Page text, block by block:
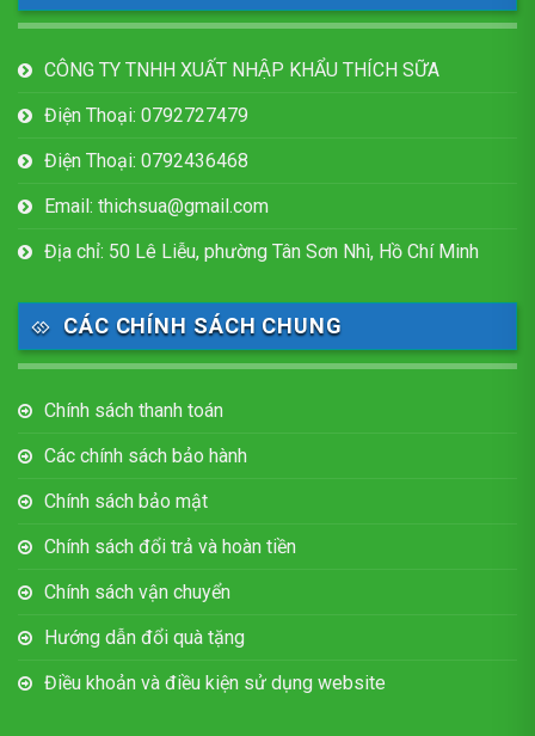
CÔNG TY TNHH XUẤT NHẬP KHẨU THÍCH SỮA
Điện Thoại: 0792727479
Điện Thoại: 0792436468
Email: thichsua@gmail.com
Địa chỉ: 50 Lê Liễu, phường Tân Sơn Nhì, Hồ Chí Minh
CÁC CHÍNH SÁCH CHUNG
Chính sách thanh toán
Các chính sách bảo hành
Chính sách bảo mật
Chính sách đổi trả và hoàn tiền
Chính sách vận chuyển
Hướng dẫn đổi quà tặng
Điều khoản và điều kiện sử dụng website